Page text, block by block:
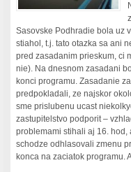
Sasovske Podhradie bola uz
stiahol, t.j. tato otazka sa ani
pred zasadanim prieskum, ci
nie). Na dnesnom zasadani
konci programu. Zasadanie
predpokladali, ze najskor
sme prislubenu ucast
zastupitelstvo podporit –
problemami stihali aj 16.
schodze odhlasovali zmenu
konca na zaciatok programu.